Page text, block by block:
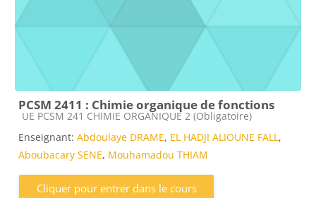
PCSM 2411 : Chimie organique de fonctions
Catégorie de cours
UE PCSM 241 CHIMIE ORGANIQUE 2 (Obligatoire)
Enseignant: Abdoulaye DRAME, EL HADJI ALIOUNE FALL,
Aboubacary SENE, Mouhamadou THIAM
Cliquer pour entrer dans le cours